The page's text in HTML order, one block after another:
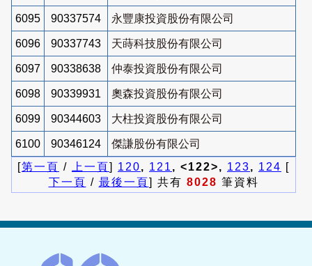
6095 90337574 永豐康投資股份有限公司
6096 90337743 天蒔科技股份有限公司
6097 90338638 仲泰投資股份有限公司
6098 90339931 奧森投資股份有限公司
6099 90344603 大柱投資股份有限公司
6100 90346124
傑謙股份有限公司
[第一頁 / 上一頁] 120, 121 , <122>, 123, 124 [
下一頁 / 最後一頁] 共有 8028 筆資料